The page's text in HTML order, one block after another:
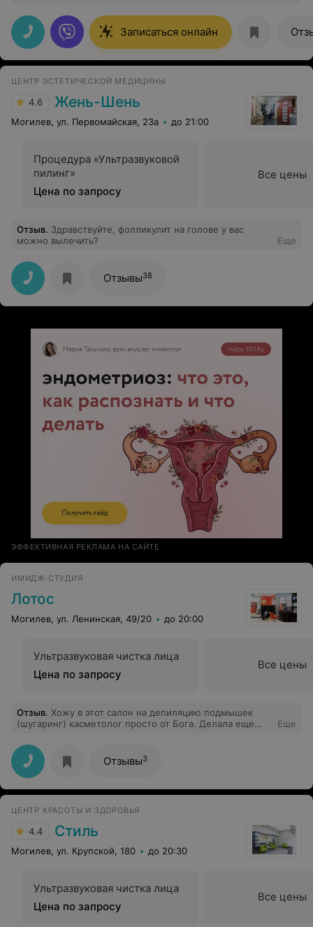
процедуре была в декабре 2023 года, результатом
довольна.
Записаться онлайн
ЦЕНТР ЭСТЕТИЧЕСКОЙ МЕДИЦИНЫ
4.6 Жень-Шень
Могилев, ул. Первомайская, 23а до 21:00
Процедура «Ультразвуковой
пилинг»
Цена по запросу
Все цены
Отзыв. Здравствуйте, фолликулит на голове у вас
можно вылечить?
Еще
Отзывы38
ЭФФЕКТИВНАЯ РЕКЛАМА НА САЙТЕ
ИМИДЖ-СТУДИЯ
Лотос
Могилев, ул. Ленинская, 49/20 до 20:00
Ультразвуковая чистка лица
Цена по запросу
Все цены
Отзыв. Хожу в этот салон на депиляцию подмышек
(шугаринг) касметолог просто от Бога. Делала еще
осталась довольна..
Еще
Отзывы3
ЦЕНТР КРАСОТЫ И ЗДОРОВЬЯ
4.4 Стиль
Могилев, ул. Крупской, 180 до 20:30
Ультразвуковая чистка лица
Цена по запросу
Все цены